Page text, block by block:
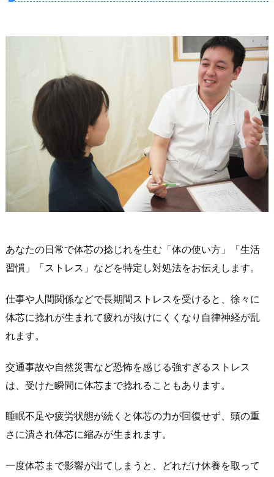
あなたの日常で体芯の捻じれを生む「体の使い方」「生活
習慣」「ストレス」などを特定し対処法をお伝えします。
仕事や人間関係などで長期間ストレスを受けると、徐々に
体芯に捻れが生まれて疲れが抜けにくくなり自律神経が乱
れます。
交通事故や自然災害など恐怖を感じる強すぎるストレス
は、受けた瞬間に体芯まで捻れることもあります。
睡眠不足や疲労状態が続くと体芯の力が回復せず、頭の重
さに潰され体芯に縮みが生まれます。
一度体芯まで影響が出てしまうと、どれだけ休養を取って